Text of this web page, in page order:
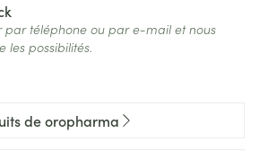
par téléphone ou par e-mail et nous
les possibilités.
de oropharma